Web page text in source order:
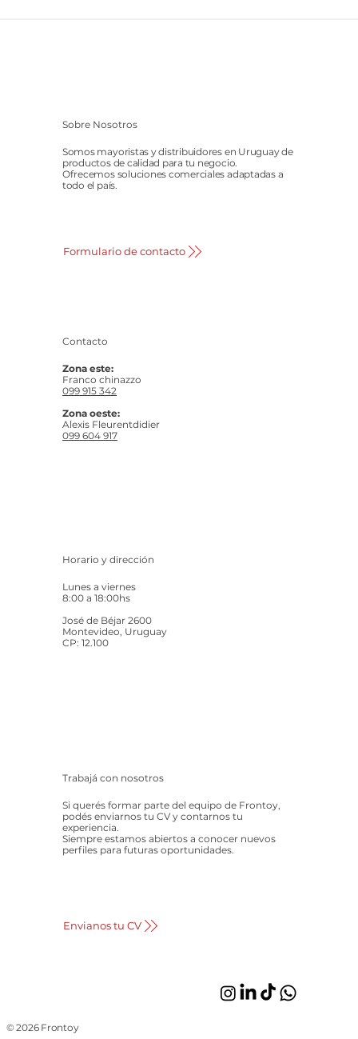
© 2026 Frontoy
Sobre Nosotros
Somos mayoristas y distribuidores en Uruguay de
productos de calidad para tu negocio.
Ofrecemos soluciones comerciales adaptadas a
todo el país.
Formulario de contacto
Contacto
Zona este:
Franco chinazzo
099 915 342
Zona oeste:
Alexis Fleurentdidier
099 604 917
Horario y dirección
Lunes a viernes
8:00 a 18:00hs
José de Béjar 2600
Montevideo, Uruguay
CP: 12.100
Trabajá con nosotros
Si querés formar parte del equipo de Frontoy,
podés enviarnos tu CV y contarnos tu
experiencia.
Siempre estamos abiertos a conocer nuevos
perfiles para futuras oportunidades.
Envianos tu CV